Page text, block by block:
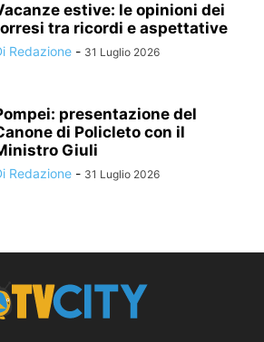
estive: le opinioni dei
tra ricordi e aspettative
Redazione - 31 Luglio 2026
presentazione del
di Policleto con il
Giuli
Redazione - 31 Luglio 2026